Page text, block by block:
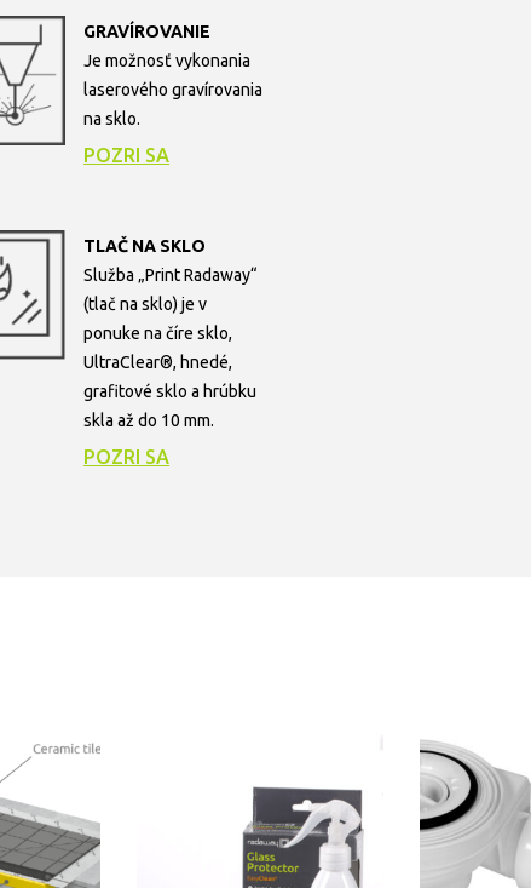
GRAVÍROVANIE
Je možnosť vykonania
laserového gravírovania
na sklo.
POZRI SA
TLAČ NA SKLO
Služba „Print Radaway“
(tlač na sklo) je v
ponuke na číre sklo,
UltraClear®, hnedé,
grafitové sklo a hrúbku
skla až do 10 mm.
POZRI SA